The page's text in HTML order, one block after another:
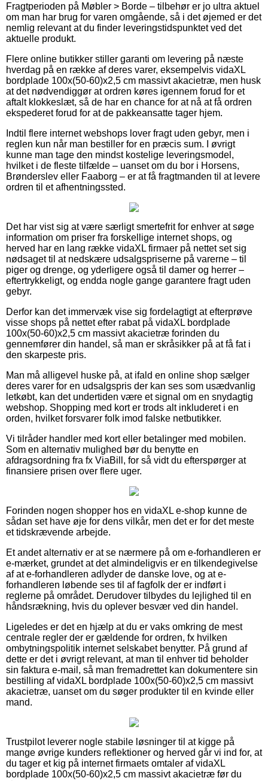
Fragtperioden på Møbler > Borde – tilbehør er jo ultra aktuel
om man har brug for varen omgående, så i det øjemed er det
nemlig relevant at du finder leveringstidspunktet ved det
aktuelle produkt.
Flere online butikker stiller garanti om levering på næste
hverdag på en række af deres varer, eksempelvis vidaXL
bordplade 100x(50-60)x2,5 cm massivt akacietræ, men husk
at det nødvendiggør at ordren køres igennem forud for et
aftalt klokkeslæt, så de har en chance for at nå at få ordren
ekspederet forud for at de pakkeansatte tager hjem.
Indtil flere internet webshops lover fragt uden gebyr, men i
reglen kun når man bestiller for en præcis sum. I øvrigt
kunne man tage den mindst kostelige leveringsmodel,
hvilket i de fleste tilfælde – uanset om du bor i Horsens,
Brønderslev eller Faaborg – er at få fragtmanden til at levere
ordren til et afhentningssted.
Det har vist sig at være særligt smertefrit for enhver at søge
information om priser fra forskellige internet shops, og
herved har en lang række vidaXL firmaer på nettet set sig
nødsaget til at nedskære udsalgspriserne på varerne – til
piger og drenge, og yderligere også til damer og herrer –
eftertrykkeligt, og endda nogle gange garantere fragt uden
gebyr.
Derfor kan det immervæk vise sig fordelagtigt at efterprøve
visse shops på nettet efter rabat på vidaXL bordplade
100x(50-60)x2,5 cm massivt akacietræ forinden du
gennemfører din handel, så man er skråsikker på at få fat i
den skarpeste pris.
Man må alligevel huske på, at ifald en online shop sælger
deres varer for en udsalgspris der kan ses som usædvanlig
letkøbt, kan det undertiden være et signal om en snydagtig
webshop. Shopping med kort er trods alt inkluderet i en
orden, hvilket forsvarer folk imod falske netbutikker.
Vi tilråder handler med kort eller betalinger med mobilen.
Som en alternativ mulighed bør du benytte en
afdragsordning fra fx ViaBill, for så vidt du efterspørger at
finansiere prisen over flere uger.
Forinden nogen shopper hos en vidaXL e-shop kunne de
sådan set have øje for dens vilkår, men det er for det meste
et tidskrævende arbejde.
Et andet alternativ er at se nærmere på om e-forhandleren er
e-mærket, grundet at det almindeligvis er en tilkendegivelse
af at e-forhandleren adlyder de danske love, og at e-
forhandleren løbende ses til af fagfolk der er indført i
reglerne på området. Derudover tilbydes du lejlighed til en
håndsrækning, hvis du oplever besvær ved din handel.
Ligeledes er det en hjælp at du er vaks omkring de mest
centrale regler der er gældende for ordren, fx hvilken
ombytningspolitik internet selskabet benytter. På grund af
dette er det i øvrigt relevant, at man til enhver tid beholder
sin faktura e-mail, så man fremadrettet kan dokumentere sin
bestilling af vidaXL bordplade 100x(50-60)x2,5 cm massivt
akacietræ, uanset om du søger produkter til en kvinde eller
mand.
Trustpilot leverer nogle stabile løsninger til at kigge på
mange øvrige kunders reflektioner og herved går vi ind for, at
du tager et kig på internet firmaets omtaler af vidaXL
bordplade 100x(50-60)x2,5 cm massivt akacietræ før du